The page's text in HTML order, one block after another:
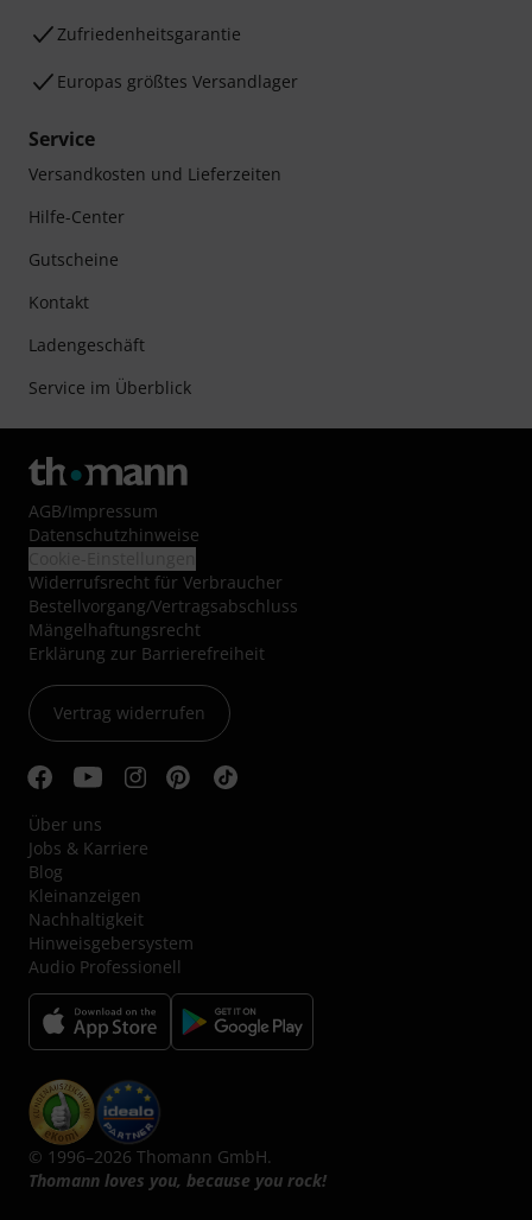
Zufriedenheitsgarantie
Europas größtes Versandlager
Service
Versandkosten und Lieferzeiten
Hilfe-Center
Gutscheine
Kontakt
Ladengeschäft
Service im Überblick
AGB/Impressum
Datenschutzhinweise
Widerrufsrecht für Verbraucher
Bestellvorgang/Vertragsabschluss
Mängelhaftungsrecht
Erklärung zur Barrierefreiheit
Vertrag widerrufen
Über uns
Jobs & Karriere
Blog
Kleinanzeigen
Nachhaltigkeit
Hinweisgebersystem
Audio Professionell
© 1996–2026 Thomann GmbH.
Thomann loves you, because you rock!